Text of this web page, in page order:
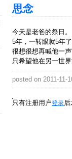
思念
今天是老爸的祭日。
5年，一转眼就5年
很想很想再喊他一
只希望他在另一世
posted on 2011-11-
只有注册用户登录